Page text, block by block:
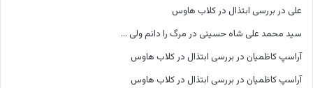
علی در بررسی ابتذال در کلاب هاوس
سید محمد علی شاه حسینی در مرگ را دانم ولی …
آراسپ کاظمیان در بررسی ابتذال در کلاب هاوس
آراسپ کاظمیان در بررسی ابتذال در کلاب هاوس